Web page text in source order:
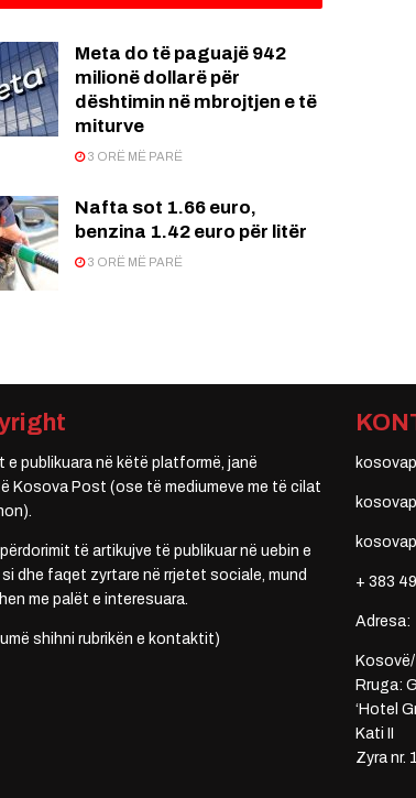
Meta do të paguajë 942
milionë dollarë për
dështimin në mbrojtjen e të
miturve
3 ORË MË PARË
Nafta sot 1.66 euro,
benzina 1.42 euro për litër
3 ORË MË PARË
e publikuara në këtë platformë, janë
Kosova Post (ose të mediumeve me të cilat
të artikujve të publikuar në uebin e
dhe faqet zyrtare në rrjetet sociale, mund
me palët e interesuara.
shihni rubrikën e kontaktit)
+ 383
Adresa:
Rruga:
‘Hotel
Kati II
Zyra nr.